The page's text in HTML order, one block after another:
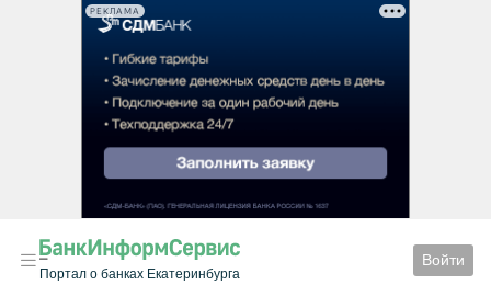
РЕКЛАМА
Портал о банках Екатеринбурга
Войти